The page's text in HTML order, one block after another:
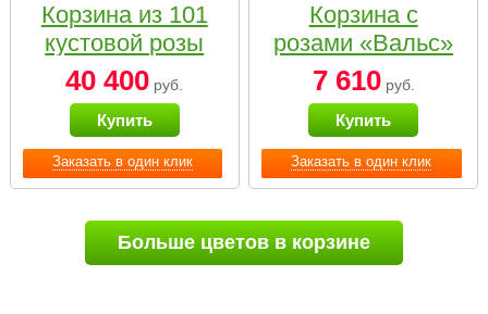
Заказать в один клик
Корзина из 101
кустовой розы
нежных тонов
40 400 руб.
Купить
Заказать в один клик
Корзина с
розами «Вальс»
7 610руб.
Купить
Больше цветов в корзине